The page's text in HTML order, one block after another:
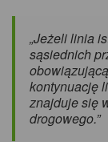
„Jeżeli linia
sąsiednich
kontynuację
znajduje się
drogowego.”